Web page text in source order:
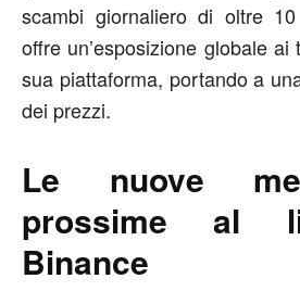
scambi giornaliero di oltre
offre un’esposizione globale
sua piattaforma, portando a
dei prezzi.
Le nuove
prossime al
Binance